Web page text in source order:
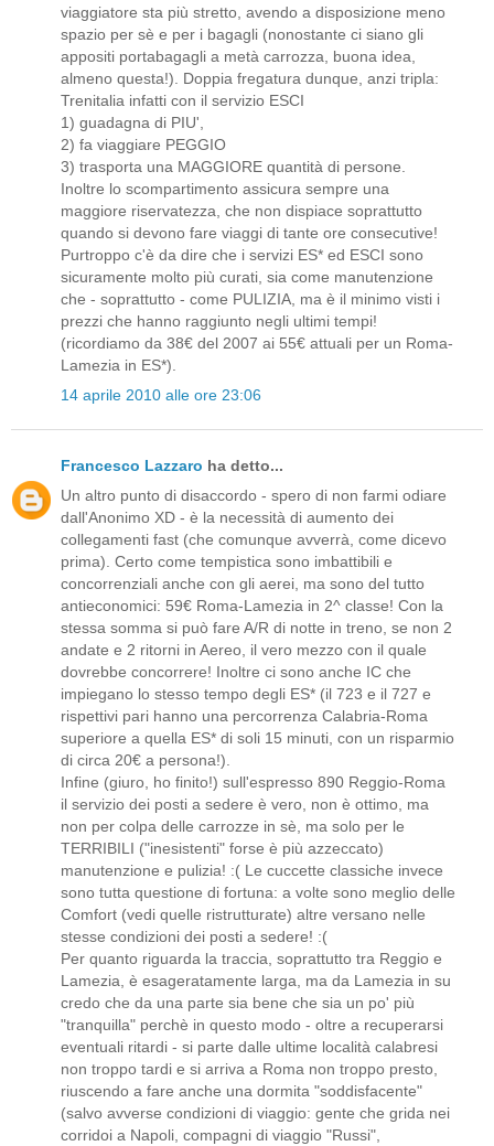
viaggiatore sta più stretto, avendo a disposizione meno
spazio per sè e per i bagagli (nonostante ci siano gli
appositi portabagagli a metà carrozza, buona idea,
almeno questa!). Doppia fregatura dunque, anzi tripla:
Trenitalia infatti con il servizio ESCI
1) guadagna di PIU',
2) fa viaggiare PEGGIO
3) trasporta una MAGGIORE quantità di persone.
Inoltre lo scompartimento assicura sempre una
maggiore riservatezza, che non dispiace soprattutto
quando si devono fare viaggi di tante ore consecutive!
Purtroppo c'è da dire che i servizi ES* ed ESCI sono
sicuramente molto più curati, sia come manutenzione
che - soprattutto - come PULIZIA, ma è il minimo visti i
prezzi che hanno raggiunto negli ultimi tempi!
(ricordiamo da 38€ del 2007 ai 55€ attuali per un Roma-
Lamezia in ES*).
14 aprile 2010 alle ore 23:06
Francesco Lazzaro ha detto...
Un altro punto di disaccordo - spero di non farmi odiare
dall'Anonimo XD - è la necessità di aumento dei
collegamenti fast (che comunque avverrà, come dicevo
prima). Certo come tempistica sono imbattibili e
concorrenziali anche con gli aerei, ma sono del tutto
antieconomici: 59€ Roma-Lamezia in 2^ classe! Con la
stessa somma si può fare A/R di notte in treno, se non 2
andate e 2 ritorni in Aereo, il vero mezzo con il quale
dovrebbe concorrere! Inoltre ci sono anche IC che
impiegano lo stesso tempo degli ES* (il 723 e il 727 e
rispettivi pari hanno una percorrenza Calabria-Roma
superiore a quella ES* di soli 15 minuti, con un risparmio
di circa 20€ a persona!).
Infine (giuro, ho finito!) sull'espresso 890 Reggio-Roma
il servizio dei posti a sedere è vero, non è ottimo, ma
non per colpa delle carrozze in sè, ma solo per le
TERRIBILI ("inesistenti" forse è più azzeccato)
manutenzione e pulizia! :( Le cuccette classiche invece
sono tutta questione di fortuna: a volte sono meglio delle
Comfort (vedi quelle ristrutturate) altre versano nelle
stesse condizioni dei posti a sedere! :(
Per quanto riguarda la traccia, soprattutto tra Reggio e
Lamezia, è esageratamente larga, ma da Lamezia in su
credo che da una parte sia bene che sia un po' più
"tranquilla" perchè in questo modo - oltre a recuperarsi
eventuali ritardi - si parte dalle ultime località calabresi
non troppo tardi e si arriva a Roma non troppo presto,
riuscendo a fare anche una dormita "soddisfacente"
(salvo avverse condizioni di viaggio: gente che grida nei
corridoi a Napoli, compagni di viaggio "Russi",